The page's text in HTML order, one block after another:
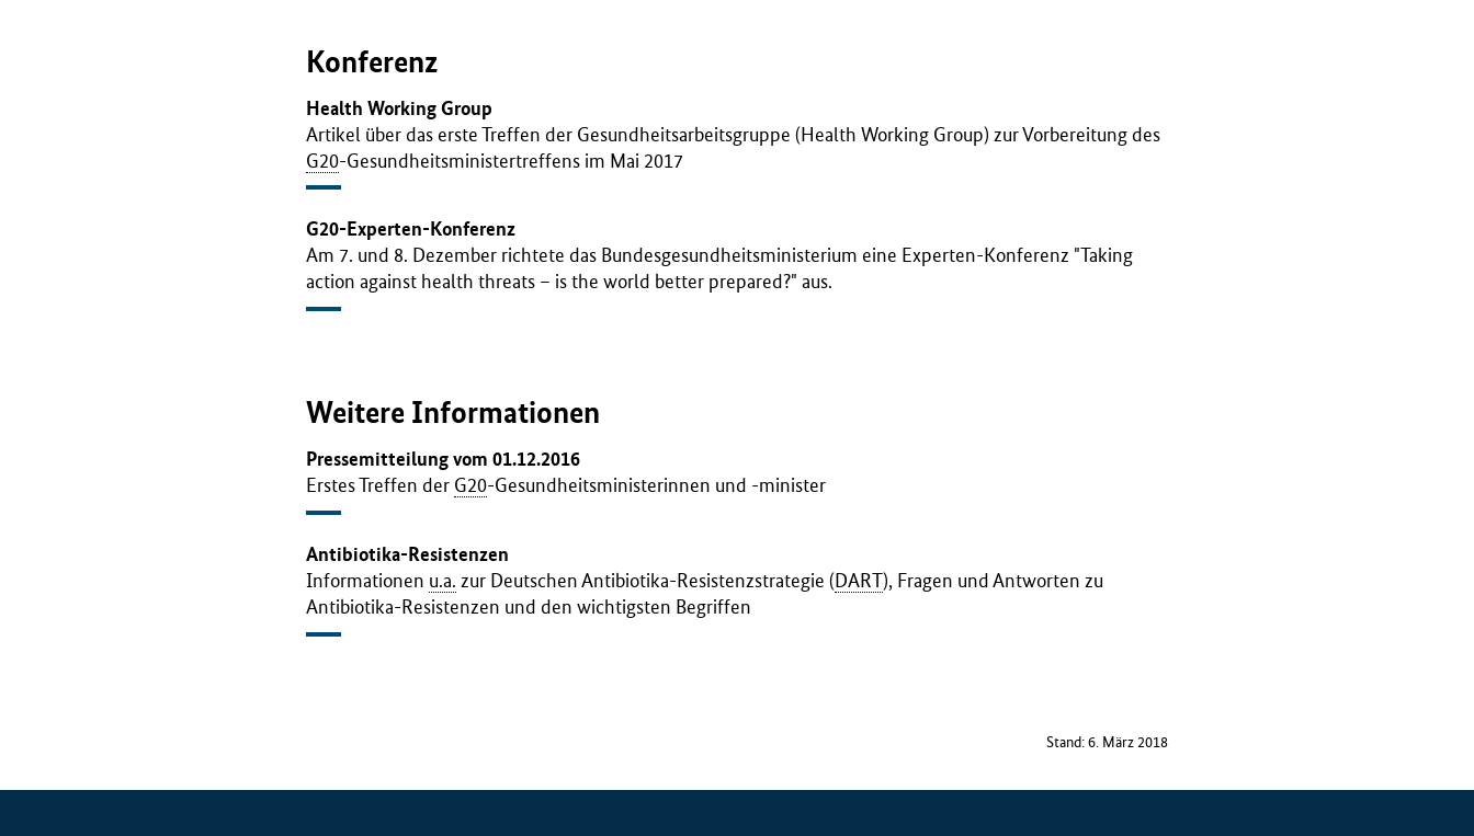
Konferenz
Health Working Group
Artikel über das erste Treffen der Gesundheitsarbeitsgruppe (Health Working Group) zur Vorbereitung des
G20-Gesundheitsministertreffens im Mai 2017
G20-Experten-Konferenz
Am 7. und 8. Dezember richtete das Bundesgesundheitsministerium eine Experten-Konferenz "Taking
action against health threats – is the world better prepared?" aus.
Weitere Informationen
Pressemitteilung vom 01.12.2016
Erstes Treffen der G20-Gesundheitsministerinnen und -minister
Antibiotika-Resistenzen
Informationen u.a. zur Deutschen Antibiotika-Resistenzstrategie ( DART), Fragen und Antworten zu
Antibiotika-Resistenzen und den wichtigsten Begriffen
Stand: 6. März 2018